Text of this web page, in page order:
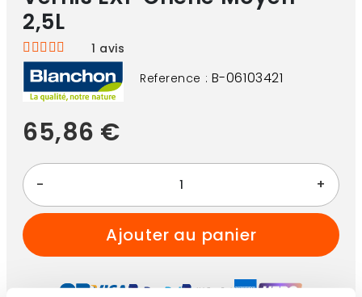
2,5L
1 avis
Reference : B-06103421
65,86 €
- +
ajouter au panier